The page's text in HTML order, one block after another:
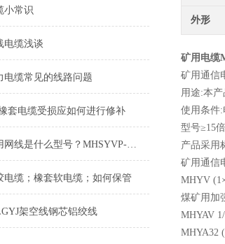
小常识
电缆浅谈
电缆常见的线路问题
套电缆受损应如何进行修补
矿用网线是什么型号？MHSYVP-5矿用网线型号
电缆；橡套软电缆；如何保管
架空线钢芯铝绞线
外形
矿用电缆
矿用通信
用途:本产
使用条件
型号≥15
产品采用
矿用通信
MHYV
煤矿用加
MHYAV
MHYA32